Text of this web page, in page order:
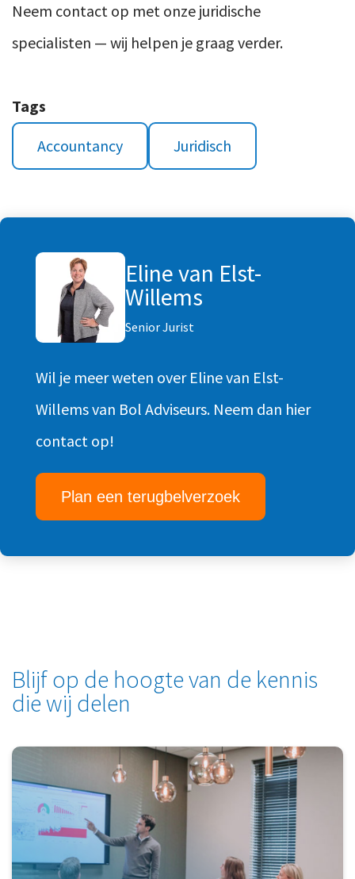
Neem contact op met onze juridische
specialisten — wij helpen je graag verder.
Tags
Accountancy
Juridisch
Eline van Elst-
Willems
Senior Jurist
Wil je meer weten over Eline van Elst-
Willems van Bol Adviseurs. Neem dan hier
contact op!
Plan een terugbelverzoek
Blijf op de hoogte van de kennis
die wij delen